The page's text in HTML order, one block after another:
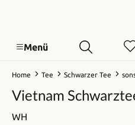
Menü
Home Tee Schwarzer Tee
Vietnam
WH